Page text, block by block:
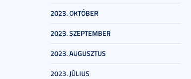
2023. OKTÓBER
2023. SZEPTEMBER
2023. AUGUSZTUS
2023. JÚLIUS